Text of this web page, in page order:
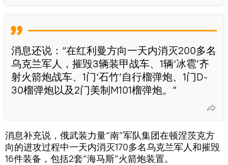
消息还说：“在红利曼方向一天内消灭200多名
乌克兰军人，摧毁3辆装甲战车、1辆‘冰雹’齐
射火箭炮战车、1门‘石竹’自行榴弹炮、1门D-
30榴弹炮以及2门美制M101榴弹炮。”
消息补充说，俄武装力量“南”军队集团在顿涅茨克方
向的进攻过程中一天内消灭170多名乌克兰军人和摧毁
16件装备，包括2套“海马斯”火箭炮装置。